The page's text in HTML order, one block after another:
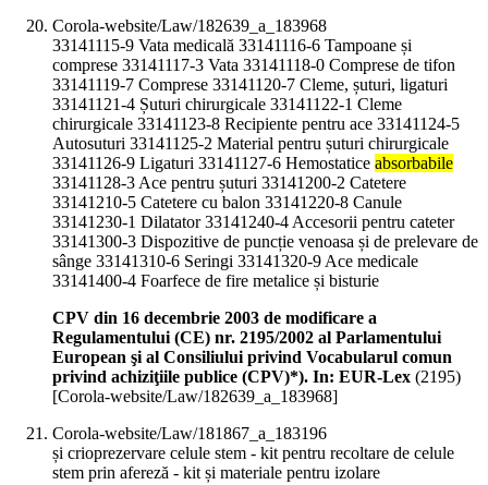
Corola-website/Law/182639_a_183968
33141115-9 Vata medicală 33141116-6 Tampoane și
comprese 33141117-3 Vata 33141118-0 Comprese de tifon
33141119-7 Comprese 33141120-7 Cleme, șuturi, ligaturi
33141121-4 Șuturi chirurgicale 33141122-1 Cleme
chirurgicale 33141123-8 Recipiente pentru ace 33141124-5
Autosuturi 33141125-2 Material pentru șuturi chirurgicale
33141126-9 Ligaturi 33141127-6 Hemostatice absorbabile
33141128-3 Ace pentru șuturi 33141200-2 Catetere
33141210-5 Catetere cu balon 33141220-8 Canule
33141230-1 Dilatator 33141240-4 Accesorii pentru cateter
33141300-3 Dispozitive de puncție venoasa și de prelevare de
sânge 33141310-6 Seringi 33141320-9 Ace medicale
33141400-4 Foarfece de fire metalice și bisturie
CPV din 16 decembrie 2003 de modificare a
Regulamentului (CE) nr. 2195/2002 al Parlamentului
European şi al Consiliului privind Vocabularul comun
privind achiziţiile publice (CPV)*). In: EUR-Lex (2195)
[Corola-website/Law/182639_a_183968]
Corola-website/Law/181867_a_183196
și crioprezervare celule stem - kit pentru recoltare de celule
stem prin afereză - kit și materiale pentru izolare